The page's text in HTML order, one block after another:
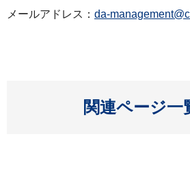
メールアドレス： da-
関連ページ一
開く